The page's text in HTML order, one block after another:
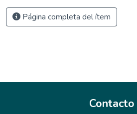
Página completa del ítem
Contacto